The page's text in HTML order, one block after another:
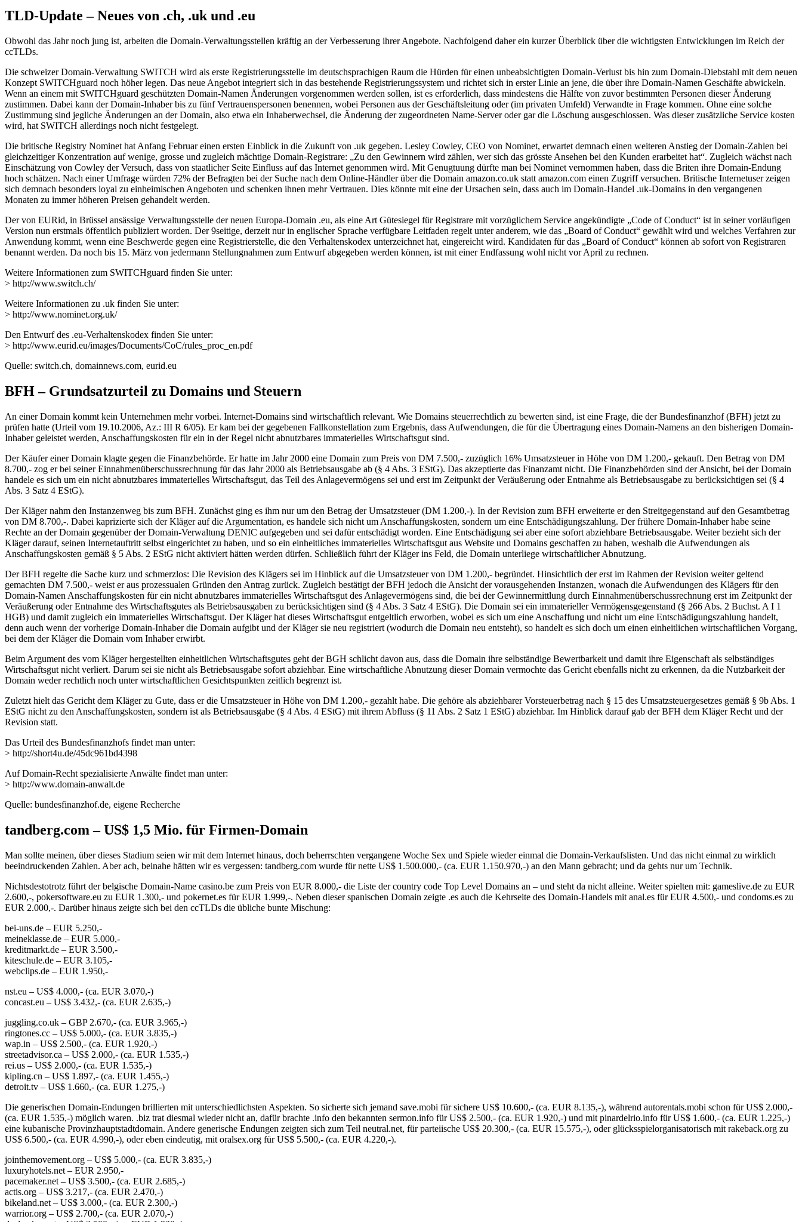
TLD-Update – Neues von .ch, .uk und .eu
Obwohl das Jahr noch jung ist, arbeiten die Domain-Verwaltungsstellen kräftig an der Verbesserung ihrer Angebote. Nachfolgend daher ein kurzer Überblick über die wichtigsten Entwicklungen im Reich der
ccTLDs.
Die schweizer Domain-Verwaltung SWITCH wird als erste Registrierungsstelle im deutschsprachigen Raum die Hürden für einen unbeabsichtigten Domain-Verlust bis hin zum Domain-Diebstahl mit dem neuen
Konzept SWITCHguard noch höher legen. Das neue Angebot integriert sich in das bestehende Registrierungssystem und richtet sich in erster Linie an jene, die über ihre Domain-Namen Geschäfte abwickeln.
Wenn an einem mit SWITCHguard geschützten Domain-Namen Änderungen vorgenommen werden sollen, ist es erforderlich, dass mindestens die Hälfte von zuvor bestimmten Personen dieser Änderung
zustimmen. Dabei kann der Domain-Inhaber bis zu fünf Vertrauenspersonen benennen, wobei Personen aus der Geschäftsleitung oder (im privaten Umfeld) Verwandte in Frage kommen. Ohne eine solche
Zustimmung sind jegliche Änderungen an der Domain, also etwa ein Inhaberwechsel, die Änderung der zugeordneten Name-Server oder gar die Löschung ausgeschlossen. Was dieser zusätzliche Service kosten
wird, hat SWITCH allerdings noch nicht festgelegt.
Die britische Registry Nominet hat Anfang Februar einen ersten Einblick in die Zukunft von .uk gegeben. Lesley Cowley, CEO von Nominet, erwartet demnach einen weiteren Anstieg der Domain-Zahlen bei
gleichzeitiger Konzentration auf wenige, grosse und zugleich mächtige Domain-Registrare: „Zu den Gewinnern wird zählen, wer sich das grösste Ansehen bei den Kunden erarbeitet hat“. Zugleich wächst nach
Einschätzung von Cowley der Versuch, dass von staatlicher Seite Einfluss auf das Internet genommen wird. Mit Genugtuung dürfte man bei Nominet vernommen haben, dass die Briten ihre Domain-Endung
hoch schätzen. Nach einer Umfrage würden 72% der Befragten bei der Suche nach dem Online-Händler über die Domain amazon.co.uk statt amazon.com einen Zugriff versuchen. Britische Internetuser zeigen
sich demnach besonders loyal zu einheimischen Angeboten und schenken ihnen mehr Vertrauen. Dies könnte mit eine der Ursachen sein, dass auch im Domain-Handel .uk-Domains in den vergangenen
Monaten zu immer höheren Preisen gehandelt werden.
Der von EURid, in Brüssel ansässige Verwaltungsstelle der neuen Europa-Domain .eu, als eine Art Gütesiegel für Registrare mit vorzüglichem Service angekündigte „Code of Conduct“ ist in seiner vorläufigen
Version nun erstmals öffentlich publiziert worden. Der 9seitige, derzeit nur in englischer Sprache verfügbare Leitfaden regelt unter anderem, wie das „Board of Conduct“ gewählt wird und welches Verfahren zur
Anwendung kommt, wenn eine Beschwerde gegen eine Registrierstelle, die den Verhaltenskodex unterzeichnet hat, eingereicht wird. Kandidaten für das „Board of Conduct“ können ab sofort von Registraren
benannt werden. Da noch bis 15. März von jedermann Stellungnahmen zum Entwurf abgegeben werden können, ist mit einer Endfassung wohl nicht vor April zu rechnen.
Weitere Informationen zum SWITCHguard finden Sie unter:
> http://www.switch.ch/
Weitere Informationen zu .uk finden Sie unter:
> http://www.nominet.org.uk/
Den Entwurf des .eu-Verhaltenskodex finden Sie unter:
> http://www.eurid.eu/images/Documents/CoC/rules_proc_en.pdf
Quelle: switch.ch, domainnews.com, eurid.eu
BFH – Grundsatzurteil zu Domains und Steuern
An einer Domain kommt kein Unternehmen mehr vorbei. Internet-Domains sind wirtschaftlich relevant. Wie Domains steuerrechtlich zu bewerten sind, ist eine Frage, die der Bundesfinanzhof (BFH) jetzt zu
prüfen hatte (Urteil vom 19.10.2006, Az.: III R 6/05). Er kam bei der gegebenen Fallkonstellation zum Ergebnis, dass Aufwendungen, die für die Übertragung eines Domain-Namens an den bisherigen Domain-
Inhaber geleistet werden, Anschaffungskosten für ein in der Regel nicht abnutzbares immaterielles Wirtschaftsgut sind.
Der Käufer einer Domain klagte gegen die Finanzbehörde. Er hatte im Jahr 2000 eine Domain zum Preis von DM 7.500,- zuzüglich 16% Umsatzsteuer in Höhe von DM 1.200,- gekauft. Den Betrag von DM
8.700,- zog er bei seiner Einnahmenüberschussrechnung für das Jahr 2000 als Betriebsausgabe ab (§ 4 Abs. 3 EStG). Das akzeptierte das Finanzamt nicht. Die Finanzbehörden sind der Ansicht, bei der Domain
handele es sich um ein nicht abnutzbares immaterielles Wirtschaftsgut, das Teil des Anlagevermögens sei und erst im Zeitpunkt der Veräußerung oder Entnahme als Betriebsausgabe zu berücksichtigen sei (§ 4
Abs. 3 Satz 4 EStG).
Der Kläger nahm den Instanzenweg bis zum BFH. Zunächst ging es ihm nur um den Betrag der Umsatzsteuer (DM 1.200,-). In der Revision zum BFH erweiterte er den Streitgegenstand auf den Gesamtbetrag
von DM 8.700,-. Dabei kaprizierte sich der Kläger auf die Argumentation, es handele sich nicht um Anschaffungskosten, sondern um eine Entschädigungszahlung. Der frühere Domain-Inhaber habe seine
Rechte an der Domain gegenüber der Domain-Verwaltung DENIC aufgegeben und sei dafür entschädigt worden. Eine Entschädigung sei aber eine sofort abziehbare Betriebsausgabe. Weiter bezieht sich der
Kläger darauf, seinen Internetauftritt selbst eingerichtet zu haben, und so ein einheitliches immaterielles Wirtschaftsgut aus Website und Domains geschaffen zu haben, weshalb die Aufwendungen als
Anschaffungskosten gemäß § 5 Abs. 2 EStG nicht aktiviert hätten werden dürfen. Schließlich führt der Kläger ins Feld, die Domain unterliege wirtschaftlicher Abnutzung.
Der BFH regelte die Sache kurz und schmerzlos: Die Revision des Klägers sei im Hinblick auf die Umsatzsteuer von DM 1.200,- begründet. Hinsichtlich der erst im Rahmen der Revision weiter geltend
gemachten DM 7.500,- weist er aus prozessualen Gründen den Antrag zurück. Zugleich bestätigt der BFH jedoch die Ansicht der vorausgehenden Instanzen, wonach die Aufwendungen des Klägers für den
Domain-Namen Anschaffungskosten für ein nicht abnutzbares immaterielles Wirtschaftsgut des Anlagevermögens sind, die bei der Gewinnermittlung durch Einnahmenüberschussrechnung erst im Zeitpunkt der
Veräußerung oder Entnahme des Wirtschaftsgutes als Betriebsausgaben zu berücksichtigen sind (§ 4 Abs. 3 Satz 4 EStG). Die Domain sei ein immaterieller Vermögensgegenstand (§ 266 Abs. 2 Buchst. A I 1
HGB) und damit zugleich ein immaterielles Wirtschaftsgut. Der Kläger hat dieses Wirtschaftsgut entgeltlich erworben, wobei es sich um eine Anschaffung und nicht um eine Entschädigungszahlung handelt,
denn auch wenn der vorherige Domain-Inhaber die Domain aufgibt und der Kläger sie neu registriert (wodurch die Domain neu entsteht), so handelt es sich doch um einen einheitlichen wirtschaftlichen Vorgang,
bei dem der Kläger die Domain vom Inhaber erwirbt.
Beim Argument des vom Kläger hergestellten einheitlichen Wirtschaftsgutes geht der BGH schlicht davon aus, dass die Domain ihre selbständige Bewertbarkeit und damit ihre Eigenschaft als selbständiges
Wirtschaftsgut nicht verliert. Darum sei sie nicht als Betriebsausgabe sofort abziehbar. Eine wirtschaftliche Abnutzung dieser Domain vermochte das Gericht ebenfalls nicht zu erkennen, da die Nutzbarkeit der
Domain weder rechtlich noch unter wirtschaftlichen Gesichtspunkten zeitlich begrenzt ist.
Zuletzt hielt das Gericht dem Kläger zu Gute, dass er die Umsatzsteuer in Höhe von DM 1.200,- gezahlt habe. Die gehöre als abziehbarer Vorsteuerbetrag nach § 15 des Umsatzsteuergesetzes gemäß § 9b Abs. 1
EStG nicht zu den Anschaffungskosten, sondern ist als Betriebsausgabe (§ 4 Abs. 4 EStG) mit ihrem Abfluss (§ 11 Abs. 2 Satz 1 EStG) abziehbar. Im Hinblick darauf gab der BFH dem Kläger Recht und der
Revision statt.
Das Urteil des Bundesfinanzhofs findet man unter:
> http://short4u.de/45dc961bd4398
Auf Domain-Recht spezialisierte Anwälte findet man unter:
> http://www.domain-anwalt.de
Quelle: bundesfinanzhof.de, eigene Recherche
tandberg.com – US$ 1,5 Mio. für Firmen-Domain
Man sollte meinen, über dieses Stadium seien wir mit dem Internet hinaus, doch beherrschten vergangene Woche Sex und Spiele wieder einmal die Domain-Verkaufslisten. Und das nicht einmal zu wirklich
beeindruckenden Zahlen. Aber ach, beinahe hätten wir es vergessen: tandberg.com wurde für nette US$ 1.500.000,- (ca. EUR 1.150.970,-) an den Mann gebracht; und da gehts nur um Technik.
Nichtsdestotrotz führt der belgische Domain-Name casino.be zum Preis von EUR 8.000,- die Liste der country code Top Level Domains an – und steht da nicht alleine. Weiter spielten mit: gameslive.de zu EUR
2.600,-, pokersoftware.eu zu EUR 1.300,- und pokernet.es für EUR 1.999,-. Neben dieser spanischen Domain zeigte .es auch die Kehrseite des Domain-Handels mit anal.es für EUR 4.500,- und condoms.es zu
EUR 2.000,-. Darüber hinaus zeigte sich bei den ccTLDs die übliche bunte Mischung:
bei-uns.de – EUR 5.250,-
meineklasse.de – EUR 5.000,-
kreditmarkt.de – EUR 3.500,-
kiteschule.de – EUR 3.105,-
webclips.de – EUR 1.950,-
nst.eu – US$ 4.000,- (ca. EUR 3.070,-)
concast.eu – US$ 3.432,- (ca. EUR 2.635,-)
juggling.co.uk – GBP 2.670,- (ca. EUR 3.965,-)
ringtones.cc – US$ 5.000,- (ca. EUR 3.835,-)
wap.in – US$ 2.500,- (ca. EUR 1.920,-)
streetadvisor.ca – US$ 2.000,- (ca. EUR 1.535,-)
rei.us – US$ 2.000,- (ca. EUR 1.535,-)
kipling.cn – US$ 1.897,- (ca. EUR 1.455,-)
detroit.tv – US$ 1.660,- (ca. EUR 1.275,-)
Die generischen Domain-Endungen brillierten mit unterschiedlichsten Aspekten. So sicherte sich jemand save.mobi für sichere US$ 10.600,- (ca. EUR 8.135,-), während autorentals.mobi schon für US$ 2.000,-
(ca. EUR 1.535,-) möglich waren. .biz trat diesmal wieder nicht an, dafür brachte .info den bekannten sermon.info für US$ 2.500,- (ca. EUR 1.920,-) und mit pinardelrio.info für US$ 1.600,- (ca. EUR 1.225,-)
eine kubanische Provinzhauptstadtdomain. Andere generische Endungen zeigten sich zum Teil neutral.net, für parteiische US$ 20.300,- (ca. EUR 15.575,-), oder glücksspielorganisatorisch mit rakeback.org zu
US$ 6.500,- (ca. EUR 4.990,-), oder eben eindeutig, mit oralsex.org für US$ 5.500,- (ca. EUR 4.220,-).
jointhemovement.org – US$ 5.000,- (ca. EUR 3.835,-)
luxuryhotels.net – EUR 2.950,-
pacemaker.net – US$ 3.500,- (ca. EUR 2.685,-)
actis.org – US$ 3.217,- (ca. EUR 2.470,-)
bikeland.net – US$ 3.000,- (ca. EUR 2.300,-)
warrior.org – US$ 2.700,- (ca. EUR 2.070,-)